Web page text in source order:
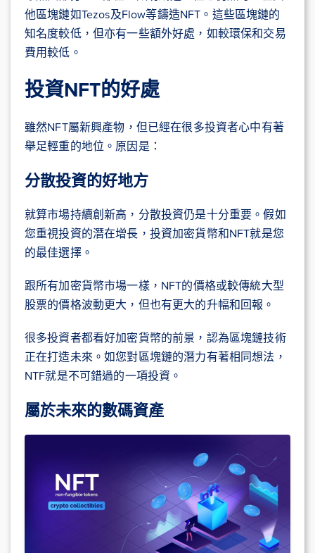
他區塊鏈如Tezos及Flow等鑄造NFT。這些區塊鏈的
知名度較低，但亦有一些額外好處，如較環保和交易
費用較低。
投資NFT的好處
雖然NFT屬新興產物，但已經在很多投資者心中有著
舉足輕重的地位。原因是：
分散投資的好地方
就算市場持續創新高，分散投資仍是十分重要。假如
您重視投資的潛在增長，投資加密貨幣和NFT就是您
的最佳選擇。
跟所有加密貨幣市場一樣，NFT的價格或較傳統大型
股票的價格波動更大，但也有更大的升幅和回報。
很多投資者都看好加密貨幣的前景，認為區塊鏈技術
正在打造未來。如您對區塊鏈的潛力有著相同想法，
NTF就是不可錯過的一項投資。
屬於未來的數碼資產